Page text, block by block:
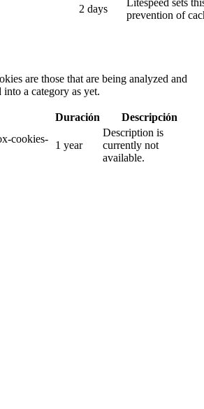
2 days
Litespeed sets
prevention of
are those that are being analyzed and
a category as yet.
Duración
Descripción
cookies-
1 year
Description is
currently not
available.